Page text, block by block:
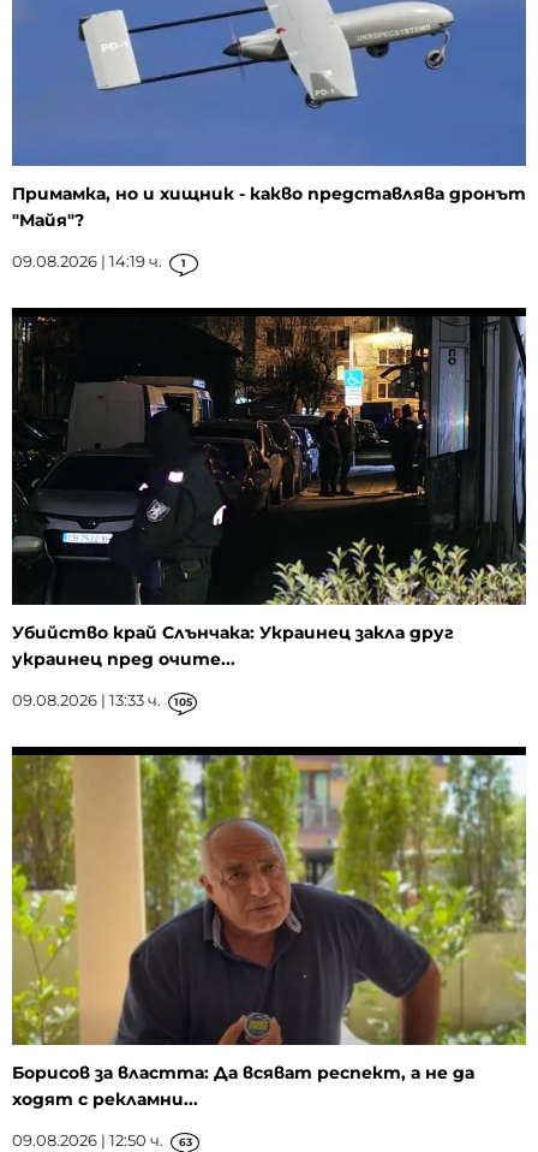
Примамка, но и хищник - какво представлява дронът
"Майя"?
09.08.2026 | 14:19 ч. 1
Убийство край Слънчака: Украинец закла друг
украинец пред очите...
09.08.2026 | 13:33 ч. 105
Борисов за властта: Да всяват респект, а не да
ходят с рекламни...
09.08.2026 | 12:50 ч. 63